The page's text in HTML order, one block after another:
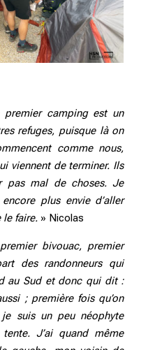
premier camping est un
refuges, puisque là on
comme nous,
viennent de terminer. Ils
pas mal de choses. Je
plus envie d’aller
le faire. » Nicolas
bivouac, premier
des randonneurs qui
au Sud et donc qui dit :
; première fois qu’on
suis un peu néophyte
J’ai quand même